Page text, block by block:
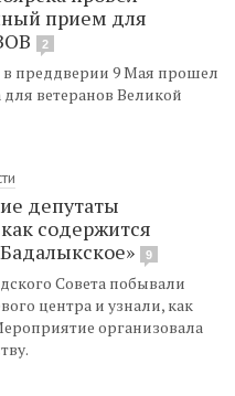
прием для
2
в преддверии 9 Мая прошел
ветеранов Великой
депутаты
содержится
9
Совета побывали
центра и узнали, как
организовала